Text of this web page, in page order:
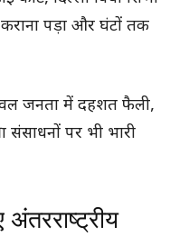
पड़ा और घंटों तक
जनता में दहशत फैली,
संसाधनों पर भी भारी